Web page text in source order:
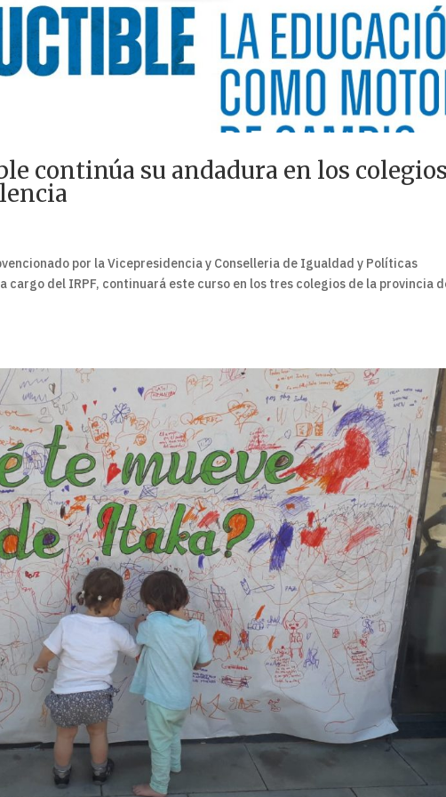
continúa su andadura en los
por la Vicepresidencia y Conselleria de Igualdad y Políticas
cargo del IRPF, continuará este curso en los tres colegios de la provincia